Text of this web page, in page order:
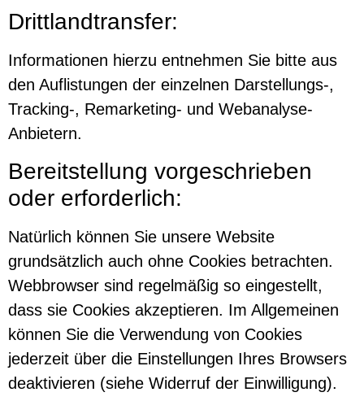
Drittlandtransfer:
Informationen hierzu entnehmen Sie bitte aus
den Auflistungen der einzelnen Darstellungs-,
Tracking-, Remarketing- und Webanalyse-
Anbietern.
Bereitstellung vorgeschrieben
oder erforderlich:
Natürlich können Sie unsere Website
grundsätzlich auch ohne Cookies betrachten.
Webbrowser sind regelmäßig so eingestellt,
dass sie Cookies akzeptieren. Im Allgemeinen
können Sie die Verwendung von Cookies
jederzeit über die Einstellungen Ihres Browsers
deaktivieren (siehe Widerruf der Einwilligung).